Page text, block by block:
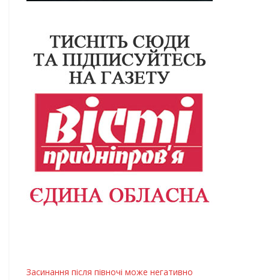
Засинання після півночі може негативно